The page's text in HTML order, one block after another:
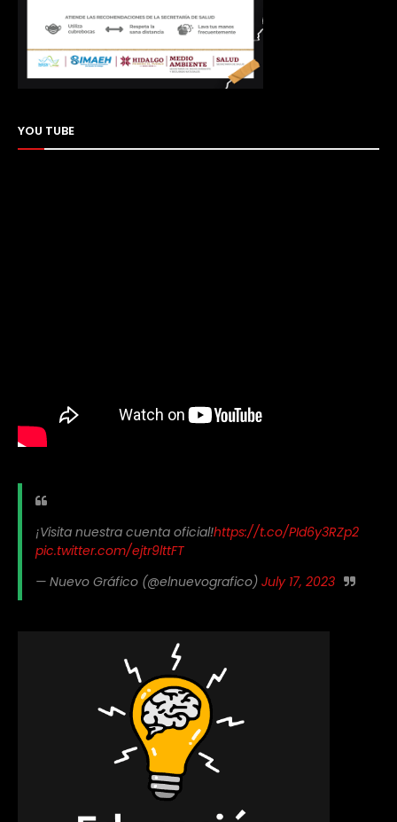
YOU TUBE
¡Visita nuestra cuenta oficial!https://t.co/PId6y3RZp2
pic.twitter.com/ejtr9lttFT
— Nuevo Gráfico (@elnuevografico) July 17, 2023